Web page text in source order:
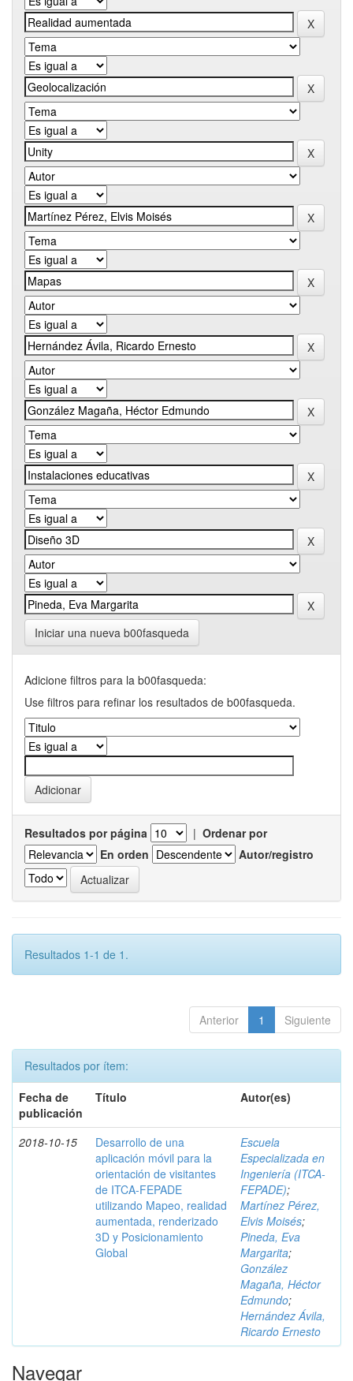
Iniciar una nueva b00fasqueda
Adicione filtros para la b00fasqueda:
Use filtros para refinar los resultados de b00fasqueda.
Resultados por página | Ordenar por
En orden
Autor/registro
Resultados 1-1 de 1.
Anterior 1 Siguiente
Resultados por ítem:
Fecha de
publicación
Título Autor(es)
2018-10-15
Desarrollo de una
aplicación móvil para la
orientación de visitantes
de ITCA-FEPADE
utilizando Mapeo, realidad
aumentada, renderizado
3D y Posicionamiento
Global
Escuela
Especializada en
Ingeniería (ITCA-
FEPADE);
Martínez Pérez,
Elvis Moisés;
Pineda, Eva
Margarita;
González
Magaña, Héctor
Edmundo;
Hernández Ávila,
Ricardo Ernesto
Navegar